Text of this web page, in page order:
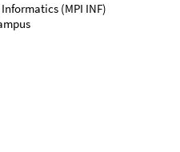
(MPI INF)